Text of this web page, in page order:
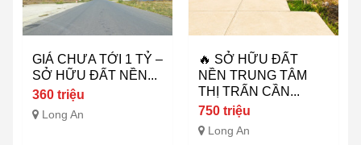
GIÁ CHƯA TỚI 1 TỶ –
SỞ HỮU ĐẤT NỀN...
360 triệu
Long An
🔥 SỞ HỮU ĐẤT
NỀN TRUNG TÂM
THỊ TRẤN CẦN...
750 triệu
Long An